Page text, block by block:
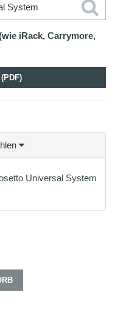
iRack, Carrymore,
Universal System